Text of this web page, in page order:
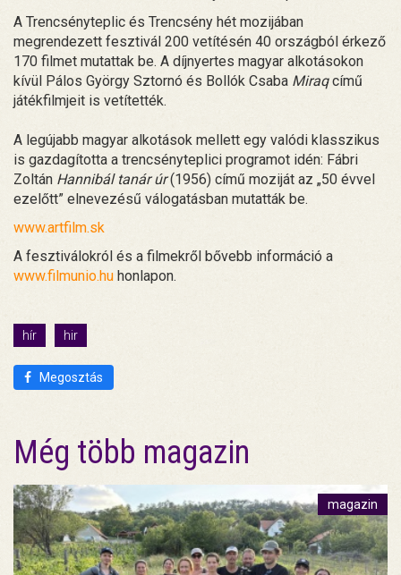
A Trencsényteplic és Trencsény hét mozijában
megrendezett fesztivál 200 vetítésén 40 országból érkező
170 filmet mutattak be. A díjnyertes magyar alkotásokon
kívül Pálos György Sztornó és Bollók Csaba Miraqcímű
játékfilmjeit is vetítették.
A legújabb magyar alkotások mellett egy valódi klasszikus
is gazdagította a trencsényteplici programot idén: Fábri
Zoltán Hannibál tanár úr(1956) című moziját az „50 évvel
ezelőtt” elnevezésű válogatásban mutatták be.
www.artfilm.sk
A fesztiválokról és a filmekről bővebb információ a
www.filmunio.hu honlapon.
hír hir
Megosztás
Még több magazin
magazin